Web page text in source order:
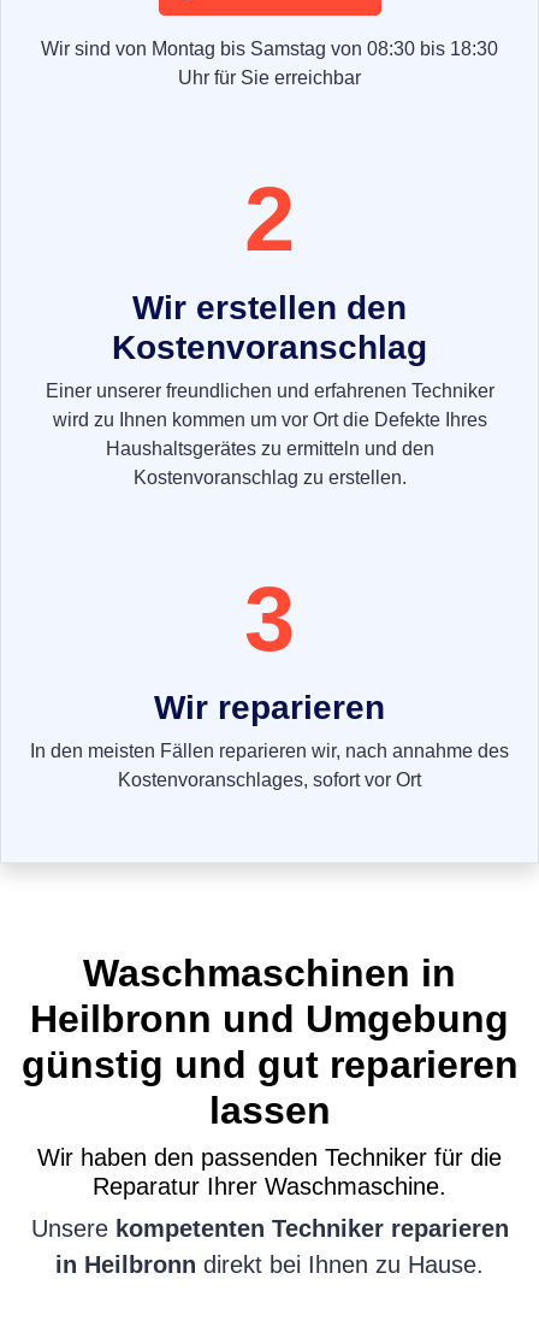
Wir sind von Montag bis Samstag von 08:30 bis 18:30
Uhr für Sie erreichbar
2
Wir erstellen den
Kostenvoranschlag
Einer unserer freundlichen und erfahrenen Techniker
wird zu Ihnen kommen um vor Ort die Defekte Ihres
Haushaltsgerätes zu ermitteln und den
Kostenvoranschlag zu erstellen.
3
Wir reparieren
In den meisten Fällen reparieren wir, nach annahme des
Kostenvoranschlages, sofort vor Ort
Waschmaschinen in
Heilbronn und Umgebung
günstig und gut reparieren
lassen
Wir haben den passenden Techniker für die
Reparatur Ihrer Waschmaschine.
Unsere kompetenten Techniker reparieren
in Heilbronn direkt bei Ihnen zu Hause.